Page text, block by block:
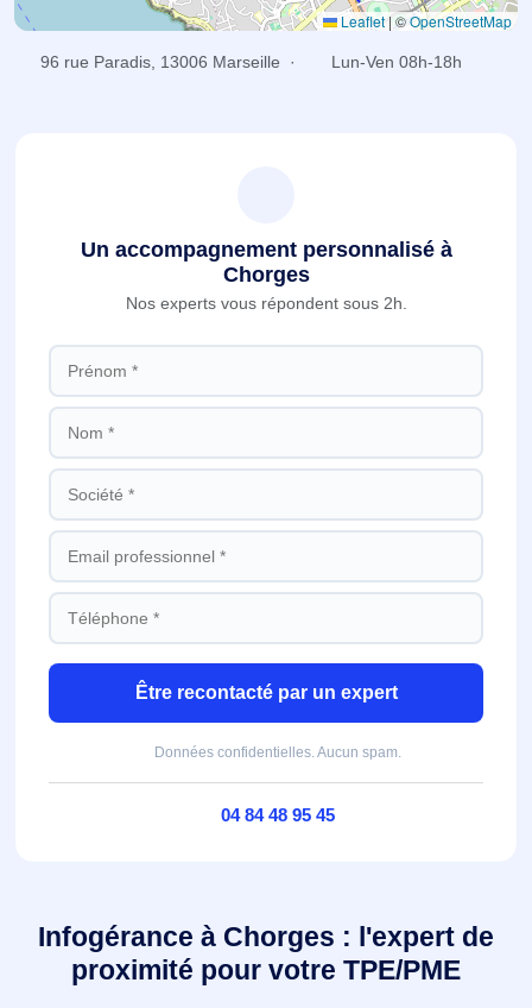
Leaflet | ©OpenStreetMap
96 rue Paradis, 13006 Marseille · Lun-Ven 08h-18h
Un accompagnement personnalisé à
Chorges
Nos experts vous répondent sous 2h.
Être recontacté par un expert
Données confidentielles. Aucun spam.
04 84 48 95 45
Infogérance à Chorges : l'expert de
proximité pour votre TPE/PME